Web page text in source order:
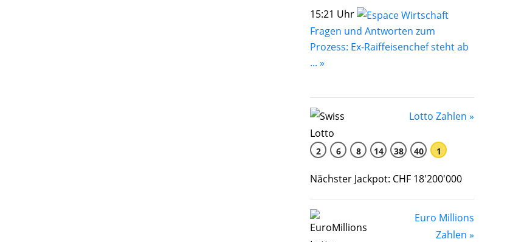
15:21 Uhr
Fragen und Antworten zum
Prozess: Ex-Raiffeisenchef steht ab
... »
Lotto Zahlen »
2 6 8 14 38 40 1
Nächster Jackpot: CHF 18'200'000
Euro Millions
Zahlen »